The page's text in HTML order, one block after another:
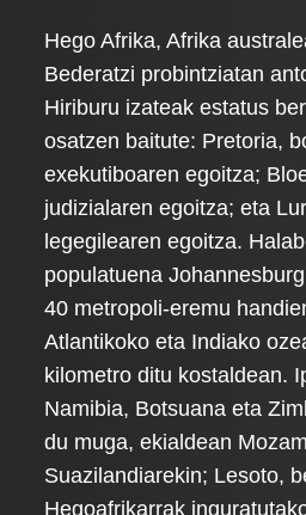
Hego Afrika, Afrika
Bederatzi probintziatan
Hiriburu izateak estatus
osatzen baitute: Pretoria,
exekutiboaren egoitza;
judizialaren egoitza; eta
legegilearen egoitza.
populatuena
40 metropoli-eremu
Atlantikoko eta Indiako
kilometro ditu kostaldean.
Namibia, Botsuana eta
du muga, ekialdean
Suazilandiarekin; Lesoto,
Hegoafrikarrak